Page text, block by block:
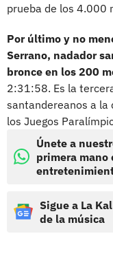
prueba de los 4.000
Por último y no
Serrano, nadador
bronce en los 200
2:31:58. Es la
santandereanos a la
los Juegos
Únete a
primera mano
Sigue a La
de la música